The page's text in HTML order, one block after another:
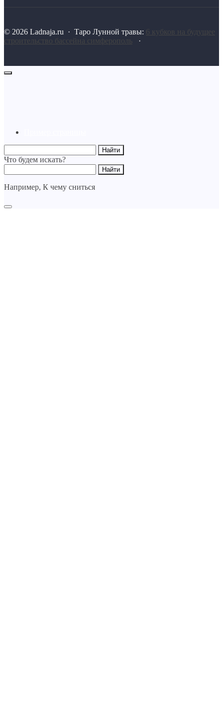
© 2026 Ladnaja.ru · Таро Лунной травы: 6 кубков на будущее
строительство бассейна симферополь
·
Что будем искать?
Например, К чему сниться